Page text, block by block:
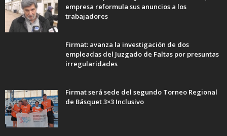
empresa reformula sus anuncios a los
trabajadores
Firmat: avanza la investigación de dos
empleadas del Juzgado de Faltas por presuntas
irregularidades
Firmat será sede del segundo Torneo Regional
de Básquet 3×3 Inclusivo